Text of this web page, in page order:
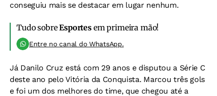
conseguiu mais se destacar em lugar nenhum.
Tudo sobreEsportesem primeira mão!
Entre no canal do WhatsApp.
Já Danilo Cruz está com 29 anos e disputou a Série C
deste ano pelo Vitória da Conquista. Marcou três gols
e foi um dos melhores do time, que chegou até a